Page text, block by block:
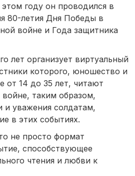
году он проводился в
80-летия Дня Победы в
войне и Года защитника
лет организует виртуальный
которого, юношество и
от 14 до 35 лет, читают
таким образом,
и уважения солдатам,
в этих событиях.
не просто формат
способствующее
чтения и любви к